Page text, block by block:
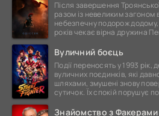
Після завершення
разом із невеликим загоном
небезпечну подорож
років чекає вірна дружина
Вуличний боєць
Події переносять у 1993 рік,
вуличних поєдинків, які
шляхами, змушені знову
сутичок. Їх спокій порушує
Знайомство з Факерами